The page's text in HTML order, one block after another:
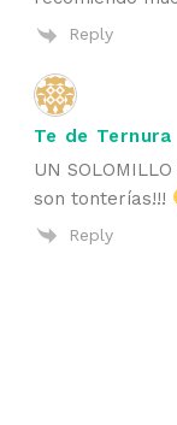
Reply
Te de Ternura
UN
son tonterías!!!
Reply